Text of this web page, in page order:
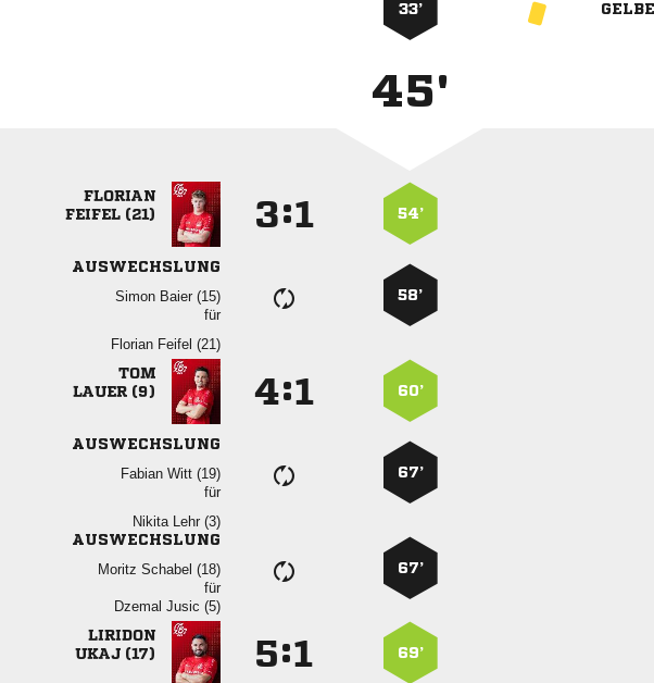
33’
45'

 
: 54’
AUSWECHSLUNG
  
für
  
58’

 
: 60’
AUSWECHSLUNG
  
für
  
67’
AUSWECHSLUNG
  
für
  
67’

 
: 69’